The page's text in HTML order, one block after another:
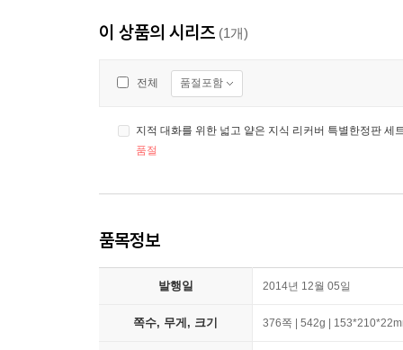
이 상품의 시리즈 (1개)
전체 품절포함
지적 대화를 위한 넓고 얕은 지식 리커버 특별한정판 세
품절
품목정보
발행일 2014년 12월 05일
쪽수, 무게, 크기 376쪽 | 542g |